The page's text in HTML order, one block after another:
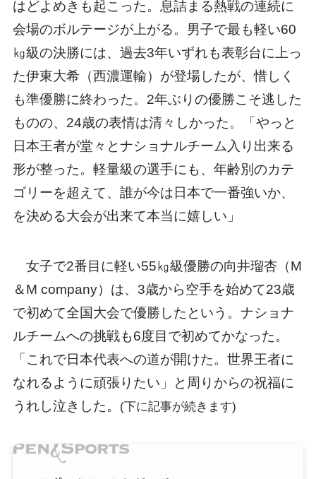
はどよめきも起こった。息詰まる熱戦の連続に
会場のボルテージが上がる。男子で最も軽い60
㎏級の決勝には、過去3年いずれも表彰台に上っ
た伊東大希（西濃運輸）が登場したが、惜しく
も準優勝に終わった。2年ぶりの優勝こそ逃した
ものの、24歳の表情は清々しかった。「やっと
日本王者が堂々とナショナルチーム入り出来る
形が整った。軽量級の選手にも、年齢別のカテ
ゴリーを超えて、誰が今は日本で一番強いか、
を決める大会が出来て本当に嬉しい」
女子で2番目に軽い55㎏級優勝の向井瑠杏（M
＆M company）は、3歳から空手を始めて23歳
で初めて全国大会で優勝したという。ナショナ
ルチームへの挑戦も6度目で初めてかなった。
「これで日本代表への道が開けた。世界王者に
なれるように頑張りたい」と周りからの祝福に
うれし泣きした。
(下に記事が続きます)